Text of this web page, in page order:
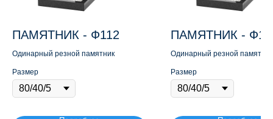
ПАМЯТНИК - Ф112
Одинарный резной памятник
Размер
ПАМЯТНИК -
Одинарный резной памятник
Размер